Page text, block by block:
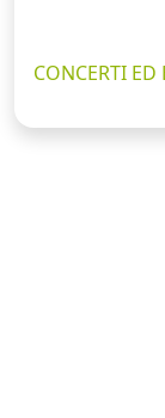
CONCERTI ED